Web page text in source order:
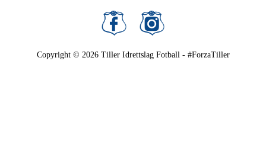
Copyright © 2026 Tiller Idrettslag Fotball - #ForzaTiller